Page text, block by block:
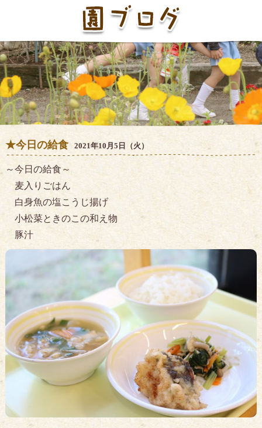
★今日の給食 2021年10月5日（火）
～今日の給食～
麦入りごはん
白身魚の塩こうじ揚げ
小松菜ときのこの和え物
豚汁